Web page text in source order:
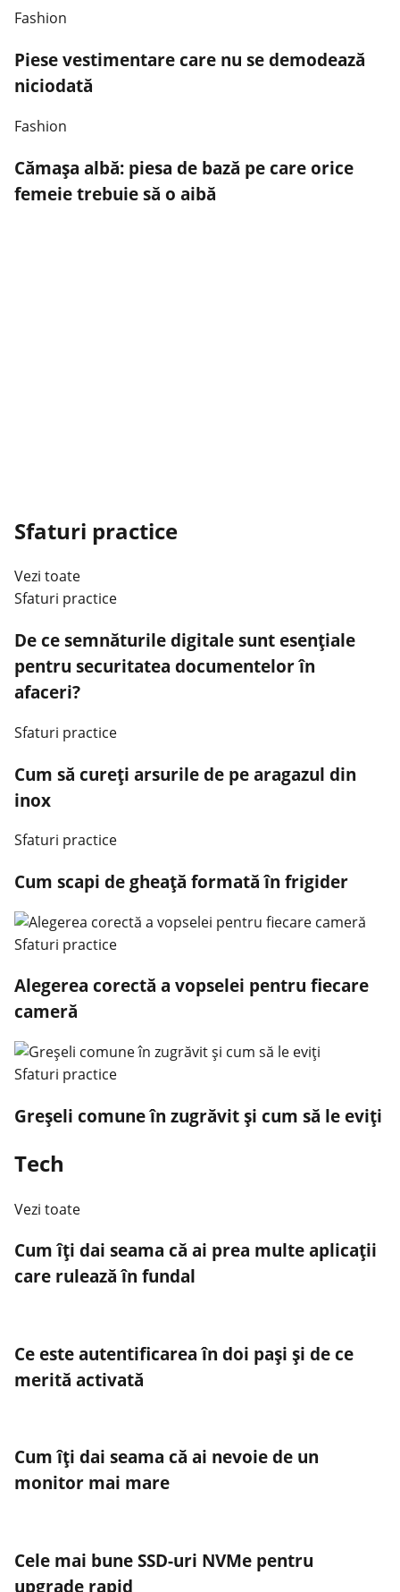
Fashion
Piese vestimentare care nu se demodează
niciodată
Fashion
Cămașa albă: piesa de bază pe care orice
femeie trebuie să o aibă
Sfaturi practice
Vezi toate
Sfaturi practice
De ce semnăturile digitale sunt esențiale
pentru securitatea documentelor în
afaceri?
Sfaturi practice
Cum să cureți arsurile de pe aragazul din
inox
Sfaturi practice
Cum scapi de gheață formată în frigider
Sfaturi practice
Alegerea corectă a vopselei pentru fiecare
cameră
Sfaturi practice
Greșeli comune în zugrăvit și cum să le eviți
Tech
Vezi toate
Cum îți dai seama că ai prea multe aplicații
care rulează în fundal
Ce este autentificarea în doi pași și de ce
merită activată
Cum îți dai seama că ai nevoie de un
monitor mai mare
Cele mai bune SSD-uri NVMe pentru
upgrade rapid